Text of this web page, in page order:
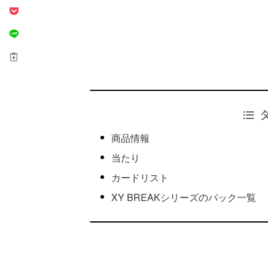
商品情報
当たり
カードリスト
XY BREAKシリーズのパック一覧